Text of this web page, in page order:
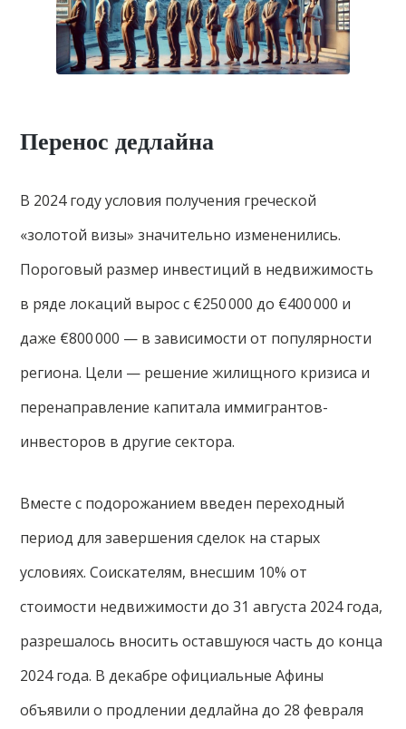
Перенос дедлайна
В 2024 году условия получения греческой
«золотой визы» значительно измененились.
Пороговый размер инвестиций в недвижимость
в ряде локаций вырос с €250 000 до €400 000 и
даже €800 000 — в зависимости от популярности
региона. Цели — решение жилищного кризиса и
перенаправление капитала иммигрантов-
инвесторов в другие сектора.
Вместе с подорожанием введен переходный
период для завершения сделок на старых
условиях. Соискателям, внесшим 10% от
стоимости недвижимости до 31 августа 2024 года,
разрешалось вносить оставшуюся часть до конца
2024 года. В декабре официальные Афины
объявили о продлении дедлайна до 28 февраля